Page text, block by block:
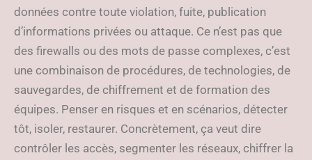
données contre toute violation, fuite, publication
d’informations privées ou attaque. Ce n’est pas que
des firewalls ou des mots de passe complexes, c’est
une combinaison de procédures, de technologies, de
sauvegardes, de chiffrement et de formation des
équipes. Penser en risques et en scénarios, détecter
tôt, isoler, restaurer. Concrètement, ça veut dire
contrôler les accès, segmenter les réseaux, chiffrer la